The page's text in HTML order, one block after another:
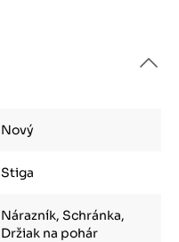
Nový
Stiga
Nárazník, Schránka,
Držiak na pohár